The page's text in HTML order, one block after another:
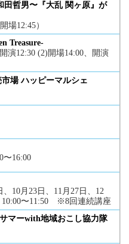
田哲男〜『大乱 関ヶ原』が
場12:45）
Treasure-
演12:30 (2)開場14:00、開演
場 ハッピーマルシェ
〜16:00
10月23日、11月27日、12
10:00〜11:50 ※8回連続講座
マーwith地域おこし協力隊